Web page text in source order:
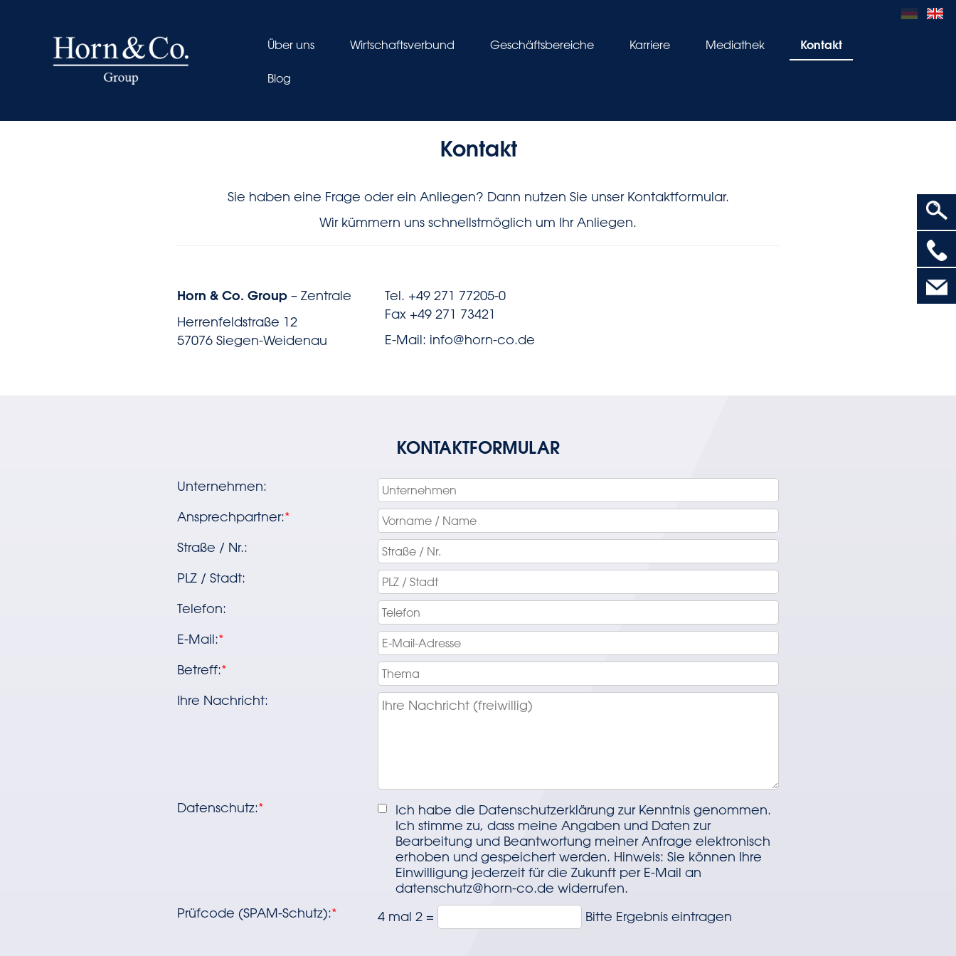
Über uns Wirtschaftsverbund Geschäftsbereiche Karriere Mediathek Kontakt
Blog
Kontakt
Sie haben eine Frage oder ein Anliegen? Dann nutzen Sie unser Kontaktformular.
Wir kümmern uns schnellstmöglich um Ihr Anliegen.
Horn & Co. Group – Zentrale
Herrenfeldstraße 12
57076 Siegen-Weidenau
Tel. +49 271 77205-0
Fax +49 271 73421
E-Mail: info@horn-co.de
KONTAKTFORMULAR
Unternehmen:
Ansprechpartner:*
Straße / Nr.:
PLZ / Stadt:
Telefon:
E-Mail:*
Betreff:*
Ihre Nachricht:
Datenschutz:*
Ich habe die Datenschutzerklärung zur Kenntnis genommen.
Ich stimme zu, dass meine Angaben und Daten zur
Bearbeitung und Beantwortung meiner Anfrage elektronisch
erhoben und gespeichert werden. Hinweis: Sie können Ihre
Einwilligung jederzeit für die Zukunft per E-Mail an
datenschutz@horn-co.de widerrufen.
Prüfcode (SPAM-Schutz):* 4 mal 2= Bitte Ergebnis eintragen